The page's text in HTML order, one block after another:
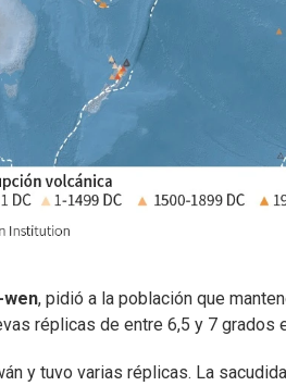
wen, pidió a la población que
réplicas de entre 6,5 y 7 grados
y tuvo varias réplicas. La